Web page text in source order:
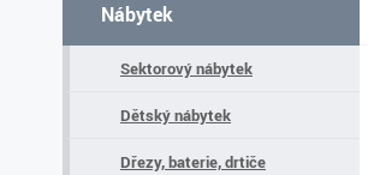
Nábytek
Sektorový nábytek
Dětský nábytek
Dřezy, baterie, drtiče